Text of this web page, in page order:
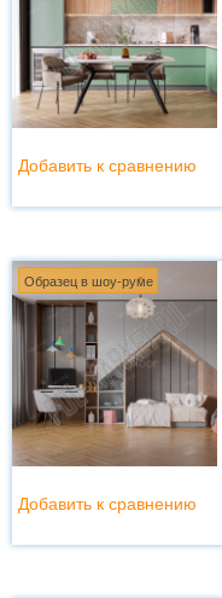
Добавить к сравнению
Образец в шоу-руме
Добавить к сравнению